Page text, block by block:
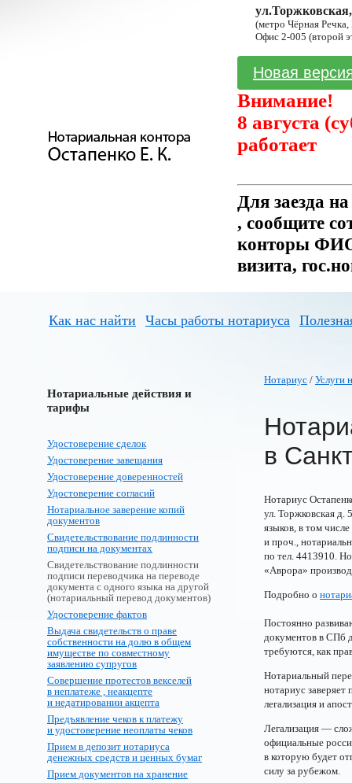
(метро Чёрная
Офис 2-005 (второй
Новая
Внимание!
8 августа
работает
Для заезда
, сообщите
конторы ФИО
визита,
Как нас найти Часы работы нотариуса
Нотариальные действия и
тарифы
Удостоверение сделок
Удостоверение завещания
Удостоверение доверенностей
Удостоверение согласий
Нотариальное заверение копий
документов
Свидетельствование подлинности
подписи на документах
Свидетельствование подлинности
подписи переводчика на переводе
документа с одного языка на другой
(нотариальный перевод документов)
Удостоверение фактов
Выдача свидетельств о праве
собственности на долю в общем
имуществе по совместному
заявлению супругов
Совершение протестов векселей
в неплатеже , неакцепте
и недатировании акцепта
Предъявление чеков к платежу
и удостоверение неоплаты чеков
Прием в депозит нотариуса
денежных средств и ценных бумаг
Прием документов на хранение
Нотариус / Услуги
в
Нотариус
ул. Торжковская д.
языков, в том
и проч.,
по тел. 4413910.
«Аврора»
Подробно о
Постоянно
документов в СПб
требуются, как
Нотариальный
нотариус заверяет
легализация и
Легализация —
официальные
в которую будет
силу за рубежом.